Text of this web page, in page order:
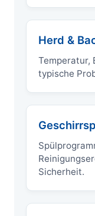
Herd &
Temperatur,
typische
Sicherheit.